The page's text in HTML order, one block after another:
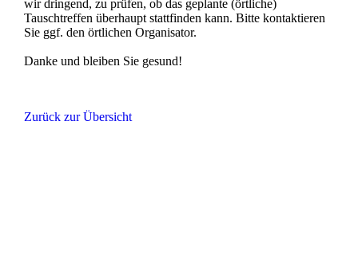
wir dringend, zu prüfen, ob das geplante (örtliche)
Tauschtreffen überhaupt stattfinden kann. Bitte kontaktieren
Sie ggf. den örtlichen Organisator.
Danke und bleiben Sie gesund!
Zurück zur Übersicht